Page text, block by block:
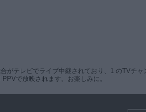
がテレビでライブ中継されており、1 のTVチ
PPVで放映されます。お楽しみに。